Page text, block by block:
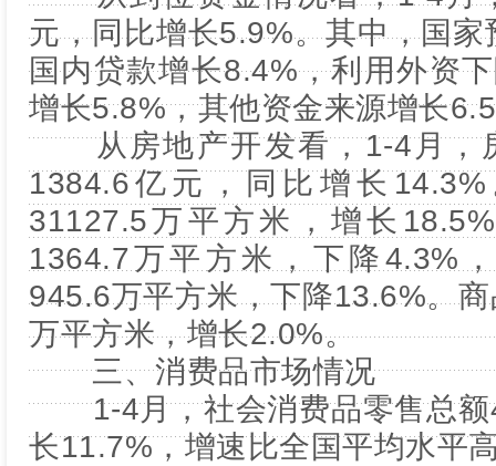
元，同比增长5.9%。其中，国
国内贷款增长8.4%，利用外资
增长5.8%，其他资金来源增长
从房地产开发看，1-4月，
1384.6亿元，同比增长
31127.5万平方米，增长
1364.7万平方米，下降4.3%
945.6万平方米，下降13.6%。
万平方米，增长2.0%。
三、消费品市场情况
1-4月，社会消费品零售总额
长11.7%，增速比全国平均水平